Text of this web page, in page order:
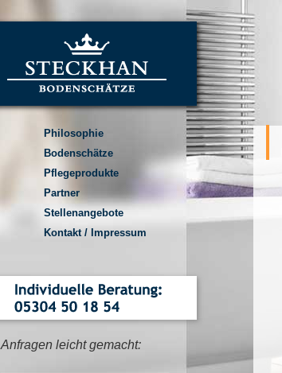
Philosophie
Bodenschätze
Pflegeprodukte
Partner
Stellenangebote
Kontakt / Impressum
Anfragen leicht gemacht: